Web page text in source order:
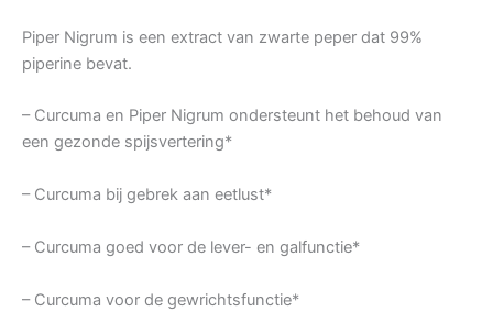
Piper Nigrum is een extract van zwarte peper dat 99%
piperine bevat.
– Curcuma en Piper Nigrum ondersteunt het behoud van
een gezonde spijsvertering*
– Curcuma bij gebrek aan eetlust*
– Curcuma goed voor de lever- en galfunctie*
– Curcuma voor de gewrichtsfunctie*